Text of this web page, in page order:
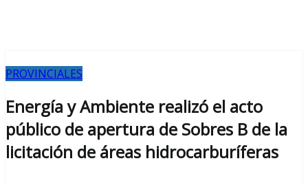
PROVINCIALES
Energía y Ambiente realizó el acto
público de apertura de Sobres B de la
licitación de áreas hidrocarburíferas